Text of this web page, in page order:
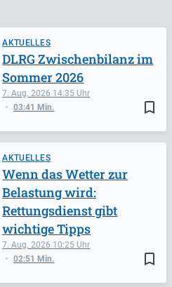
AKTUELLES
bookmark_border
7. Aug. 2026 14:35
03:41 Min.
DLRG Zwischenbilanz im
Sommer 2026
AKTUELLES
bookmark_border
7. Aug. 2026 10:25
02:51 Min.
Wenn das Wetter zur
Belastung wird:
Rettungsdienst gibt
wichtige Tipps